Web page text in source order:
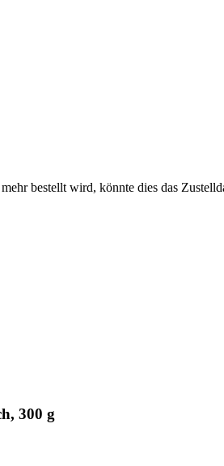
bestellt wird, könnte dies das
300 g